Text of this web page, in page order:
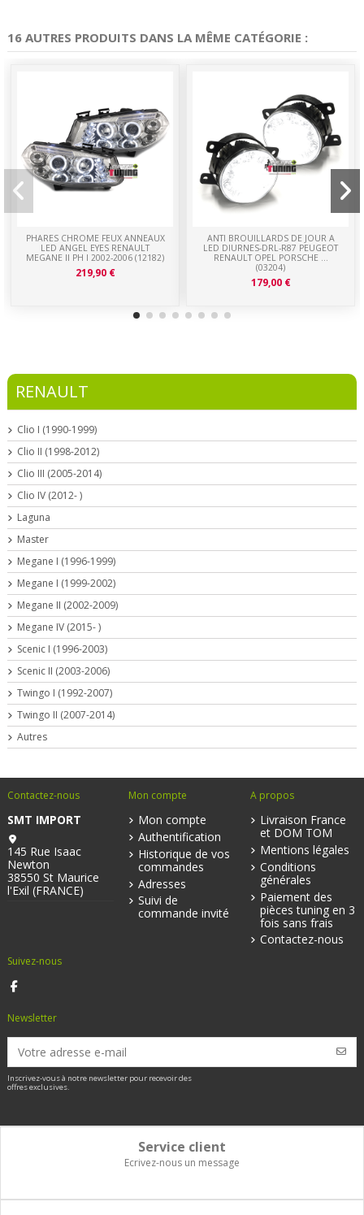
16 AUTRES PRODUITS DANS LA MÊME CATÉGORIE :
PHARES CHROME FEUX ANNEAUX
LED ANGEL EYES RENAULT
MEGANE II PH I 2002-2006 (12182)
219,90 €
ANTI BROUILLARDS DE JOUR A
LED DIURNES-DRL-R87 PEUGEOT
RENAULT OPEL PORSCHE ...
(03204)
179,00 €
RENAULT
Clio I (1990-1999)
Clio II (1998-2012)
Clio III (2005-2014)
Clio IV (2012- )
Laguna
Master
Megane I (1996-1999)
Megane I (1999-2002)
Megane II (2002-2009)
Megane IV (2015- )
Scenic I (1996-2003)
Scenic II (2003-2006)
Twingo I (1992-2007)
Twingo II (2007-2014)
Autres
Contactez-nous
SMT IMPORT
145 Rue Isaac
Newton
38550 St Maurice
l'Exil (FRANCE)
Mon compte
Mon compte
Authentification
Historique de vos
commandes
Adresses
Suivi de
commande invité
A propos
Livraison France
et DOM TOM
Mentions légales
Conditions
générales
Paiement des
pièces tuning en 3
fois sans frais
Contactez-nous
Suivez-nous
Newsletter
Inscrivez-vous à notre newsletter pour recevoir des
offres exclusives.
Service client
Ecrivez-nous un message